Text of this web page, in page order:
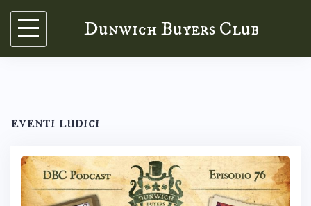
Skip
content
Dunwich Buyers Club
eventi ludici